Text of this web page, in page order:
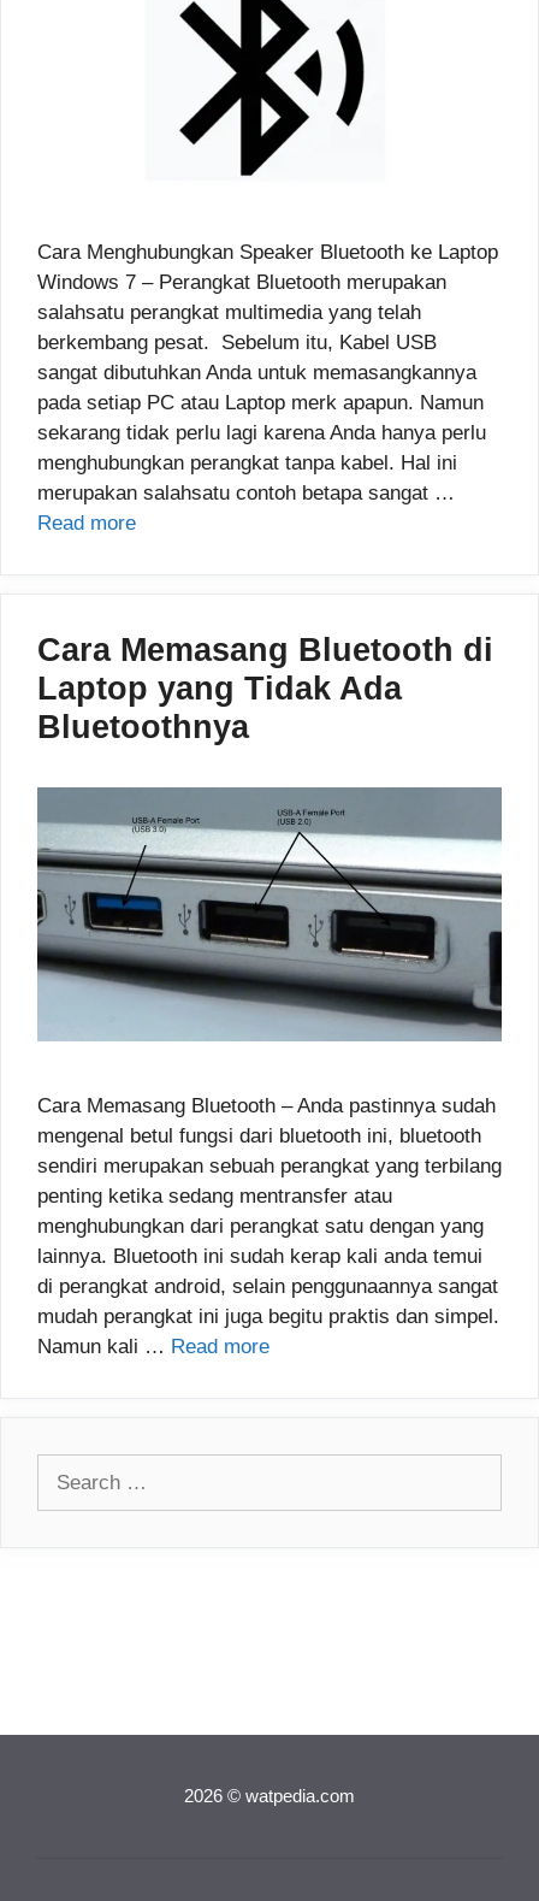
Cara Menghubungkan Speaker Bluetooth ke Laptop
Windows 7 – Perangkat Bluetooth merupakan
salahsatu perangkat multimedia yang telah
berkembang pesat. Sebelum itu, Kabel USB
sangat dibutuhkan Anda untuk memasangkannya
pada setiap PC atau Laptop merk apapun. Namun
sekarang tidak perlu lagi karena Anda hanya perlu
menghubungkan perangkat tanpa kabel. Hal ini
merupakan salahsatu contoh betapa sangat …
Read more
Cara Memasang Bluetooth di
Laptop yang Tidak Ada
Bluetoothnya
Cara Memasang Bluetooth – Anda pastinnya sudah
mengenal betul fungsi dari bluetooth ini, bluetooth
sendiri merupakan sebuah perangkat yang terbilang
penting ketika sedang mentransfer atau
menghubungkan dari perangkat satu dengan yang
lainnya. Bluetooth ini sudah kerap kali anda temui
di perangkat android, selain penggunaannya sangat
mudah perangkat ini juga begitu praktis dan simpel.
Namun kali … Read more
2026 © watpedia.com